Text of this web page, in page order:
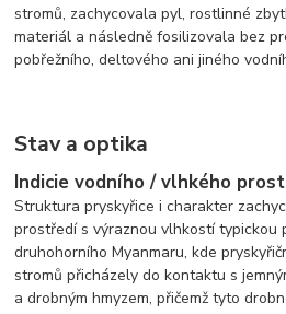
stromů, zachycovala pyl, rostlinné
materiál a následně fosilizovala bez
pobřežního, deltového ani jiného
Stav a optika
Indicie vodního / vlhkého
Struktura pryskyřice i charakter
prostředí s výraznou vlhkostí typickou
druhohorního Myanmaru, kde
stromů přicházely do kontaktu s
a drobným hmyzem, přičemž tyto